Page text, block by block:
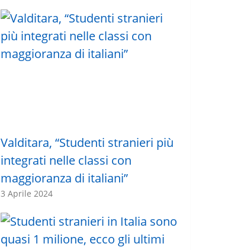
Valditara, “Studenti stranieri più
integrati nelle classi con
maggioranza di italiani”
3 Aprile 2024